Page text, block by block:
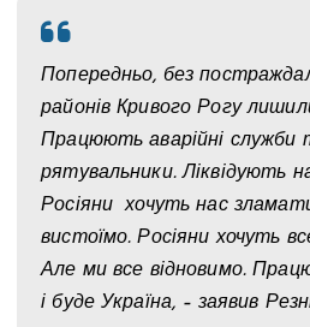
Попередньо, без
районів Кривого Рогу
Працюють аварійні служби
рятувальники. Ліквідують
Росіяни хочуть нас
вистоїмо. Росіяни хочуть
Але ми все відновимо.
і буде Україна, – заявив